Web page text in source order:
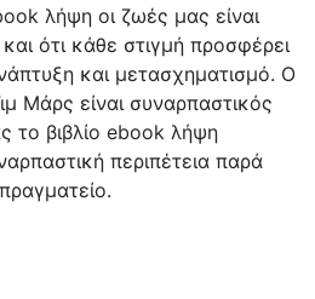
λήψη οι ζωές μας είναι
ότι κάθε στιγμή προσφέρει
και μετασχηματισμό. Ο
Μάρς είναι συναρπαστικός
το βιβλίο ebook λήψη
περιπέτεια παρά